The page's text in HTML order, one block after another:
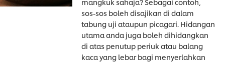
sos-sos boleh disajikan di dalam
tabung uji ataupun picagari. Hidangan
utama anda juga boleh dihidangkan
di atas penutup periuk atau balang
kaca yang lebar bagi menyerlahkan